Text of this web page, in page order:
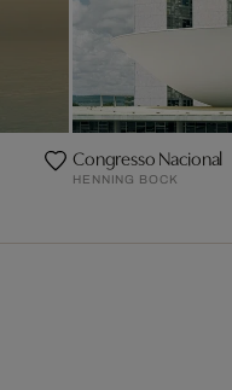
Congresso Nacional
HENNING BOCK